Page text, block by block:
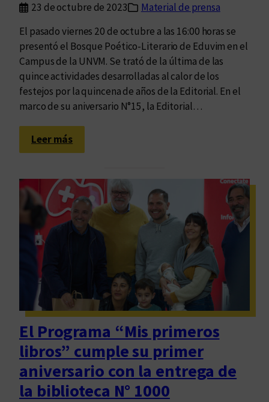
23 de octubre de 2023
Material de prensa
El pasado viernes 20 de octubre a las 16:00 horas se
presentó el Bosque Poético-Literario de Eduvim en el
Campus de la UNVM. Se trató de la última de las
quince actividades desarrolladas al calor de los
festejos por la quincena de años de la Editorial. En el
marco de su aniversario N°15, la Editorial…
Leer más:
Q
e
d
ó
i
g
u
r
a
d
o
e
l
El Programa “Mis primeros
libros” cumple su primer
aniversario con la entrega de
la biblioteca N° 1000